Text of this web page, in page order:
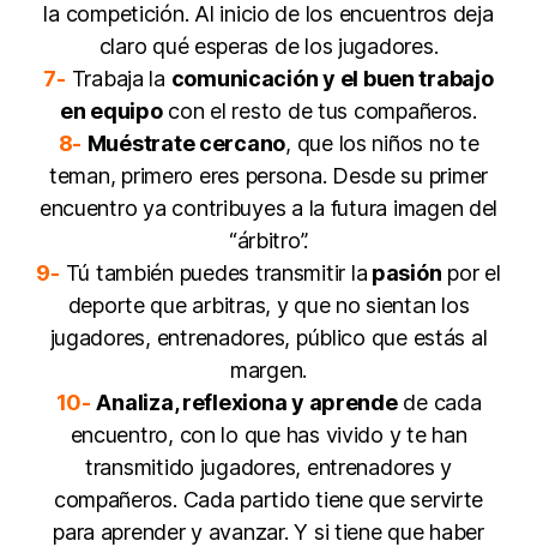
la competición. Al inicio de los encuentros deja
claro qué esperas de los jugadores.
7- Trabaja la comunicación y el buen trabajo
en equipocon el resto de tus compañeros.
8- Muéstrate cercano, que los niños no te
teman, primero eres persona. Desde su primer
encuentro ya contribuyes a la futura imagen del
“árbitro”.
9- Tú también puedes transmitir la pasión por el
deporte que arbitras, y que no sientan los
jugadores, entrenadores, público que estás al
margen.
10- Analiza, reflexiona y aprendede cada
encuentro, con lo que has vivido y te han
transmitido jugadores, entrenadores y
compañeros. Cada partido tiene que servirte
para aprender y avanzar. Y si tiene que haber